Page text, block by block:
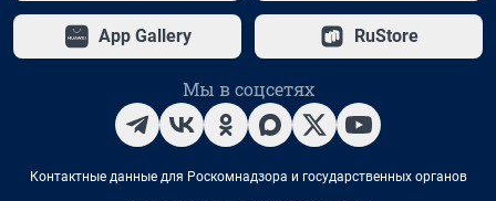
App Gallery RuStore
Мы в соцсетях
Контактные данные для Роскомнадзора и государственных органов